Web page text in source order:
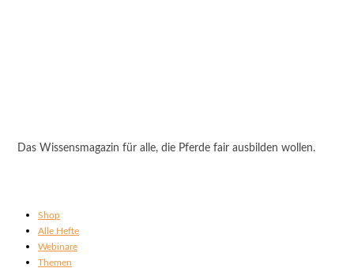
Das Wissensmagazin für alle, die Pferde fair ausbilden wollen.
Shop
Alle Hefte
Webinare
Themen